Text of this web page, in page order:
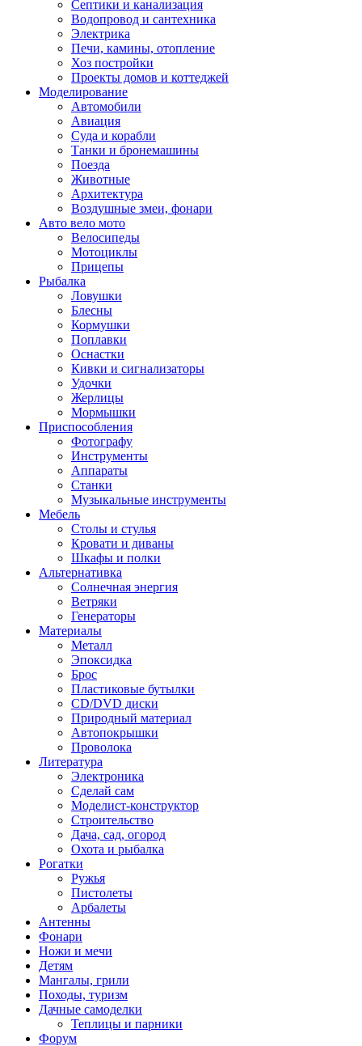
Септики и канализация
Водопровод и сантехника
Электрика
Печи, камины, отопление
Хоз постройки
Проекты домов и коттеджей
Моделирование
Автомобили
Авиация
Суда и корабли
Танки и бронемашины
Поезда
Животные
Архитектура
Воздушные змеи, фонари
Авто вело мото
Велосипеды
Мотоциклы
Прицепы
Рыбалка
Ловушки
Блесны
Кормушки
Поплавки
Оснастки
Кивки и сигнализаторы
Удочки
Жерлицы
Мормышки
Приспособления
Фотографу
Инструменты
Аппараты
Станки
Музыкальные инструменты
Мебель
Столы и стулья
Кровати и диваны
Шкафы и полки
Альтернативка
Солнечная энергия
Ветряки
Генераторы
Материалы
Металл
Эпоксидка
Брос
Пластиковые бутылки
CD/DVD диски
Природный материал
Автопокрышки
Проволока
Литература
Электроника
Сделай сам
Моделист-конструктор
Строительство
Дача, сад, огород
Охота и рыбалка
Рогатки
Ружья
Пистолеты
Арбалеты
Антенны
Фонари
Ножи и мечи
Детям
Мангалы, грили
Походы, туризм
Дачные самоделки
Теплицы и парники
Форум